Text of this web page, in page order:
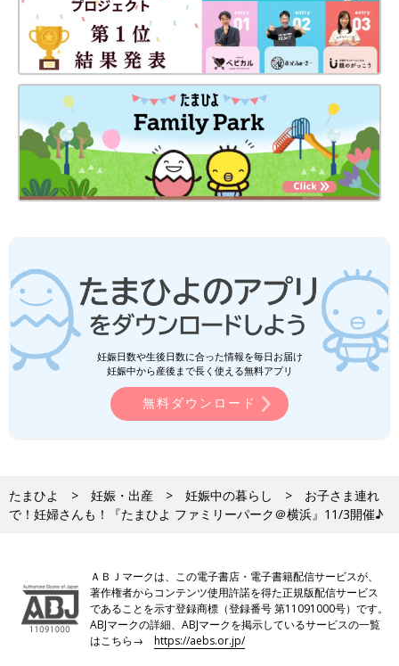
妊娠日数や生後日数に合った情報を毎日お届け
妊娠中から産後まで長く使える無料アプリ
無料ダウンロード
たまひよ 妊娠・出産 妊娠中の暮らし
お子さま連れ
で！妊婦さんも！『たまひよ ファミリーパーク＠横浜』11/3開催♪
ＡＢＪマークは、この電子書店・電子書籍配信サービスが、
著作権者からコンテンツ使用許諾を得た正規版配信サービス
であることを示す登録商標（登録番号 第11091000号）です。
ABJマークの詳細、ABJマークを掲示しているサービスの一覧
はこちら→https://aebs.or.jp/